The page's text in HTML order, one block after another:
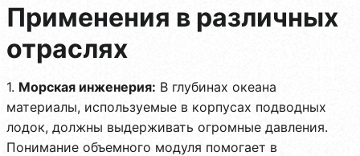
Применения в различных
отраслях
1. Морская инженерия: В глубинах океана
материалы, используемые в корпусах подводных
лодок, должны выдерживать огромные давления.
Понимание объемного модуля помогает в